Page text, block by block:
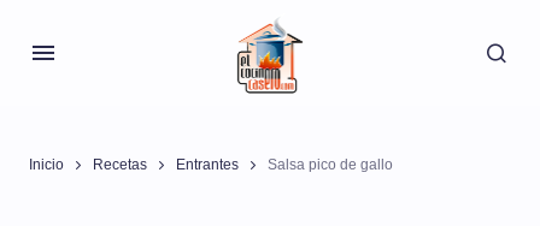
Inicio Recetas Entrantes Salsa pico de gallo